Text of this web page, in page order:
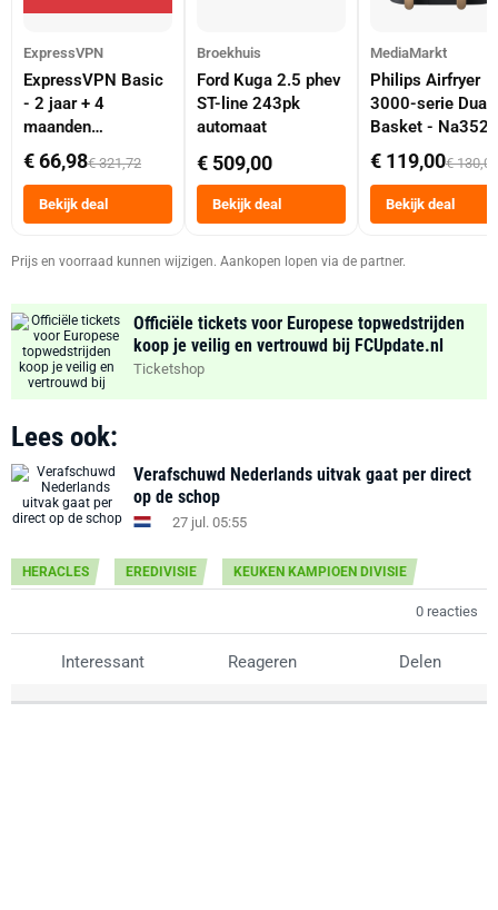
ExpressVPN
ExpressVPN Basic
- 2 jaar + 4
maanden
abonnement
€ 66,98€ 321,72
Bekijk deal
Broekhuis
Ford Kuga 2.5 phev
ST-line 243pk
automaat
€ 509,00
Bekijk deal
MediaMarkt
Philips Airfryer
3000-serie Dual
Basket -
Dubbele Mand 9
Tot 6 Personen
Heteluchtfriteuse
Zwart
€ 119,00€ 130,00
Bekijk deal
Prijs en voorraad kunnen wijzigen. Aankopen lopen via de partner.
Officiële tickets voor Europese topwedstrijden
koop je veilig en vertrouwd bij FCUpdate.nl
Ticketshop
Lees ook:
Verafschuwd Nederlands uitvak gaat per direct
op de schop
27 jul. 05:55
HERACLES EREDIVISIE KEUKEN KAMPIOEN DIVISIE
0 reacties
Interessant Reageren Delen